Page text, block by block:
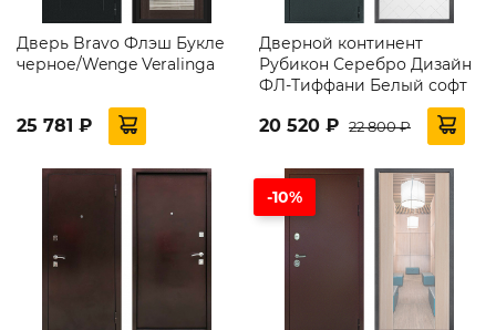
Дверь Bravo Флэш Букле
черное/Wenge Veralinga
25 781 ₽
Дверной континент
Рубикон Серебро Дизайн
ФЛ-Тиффани Белый софт
20 520 ₽ 22 800 ₽
-10%